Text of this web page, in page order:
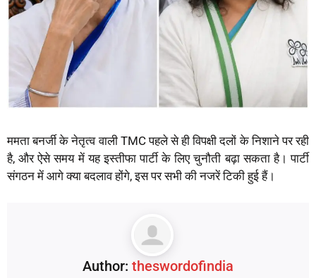
ममता बनर्जी के नेतृत्व वाली TMC पहले से ही विपक्षी दलों के निशाने पर रही
है, और ऐसे समय में यह इस्तीफा पार्टी के लिए चुनौती बढ़ा सकता है। पार्टी
संगठन में आगे क्या बदलाव होंगे, इस पर सभी की नजरें टिकी हुई हैं।
Author: theswordofindia